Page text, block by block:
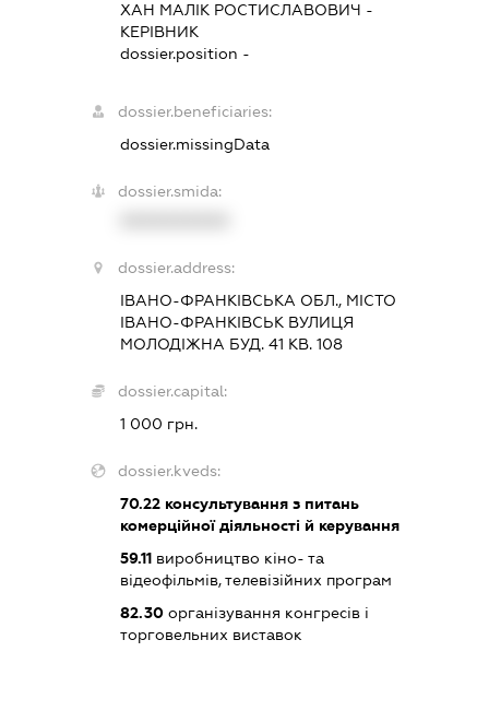
ХАН МАЛІК РОСТИСЛАВОВИЧ -
КЕРІВНИК
dossier.position -
dossier.beneficiaries:
dossier.missingData
dossier.smida:
dossier.address:
ІВАНО-ФРАНКІВСЬКА ОБЛ., МІСТО
ІВАНО-ФРАНКІВСЬК ВУЛИЦЯ
МОЛОДІЖНА БУД. 41 КВ. 108
dossier.capital:
1 000 грн.
dossier.kveds:
70.22консультування з питань
комерційної діяльності й керування
59.11виробництво кіно- та
відеофільмів, телевізійних програм
82.30організування конгресів і
торговельних виставок